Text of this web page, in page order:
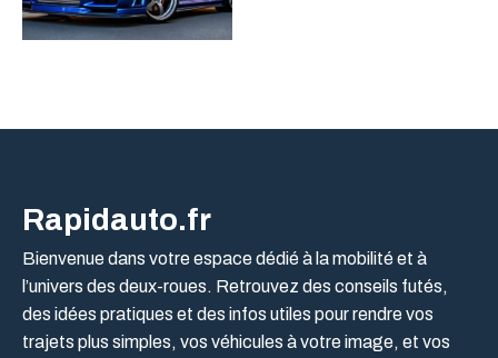
Rapidauto.fr
Bienvenue dans votre espace dédié à la mobilité et à
l’univers des deux-roues. Retrouvez des conseils futés,
des idées pratiques et des infos utiles pour rendre vos
trajets plus simples, vos véhicules à votre image, et vos